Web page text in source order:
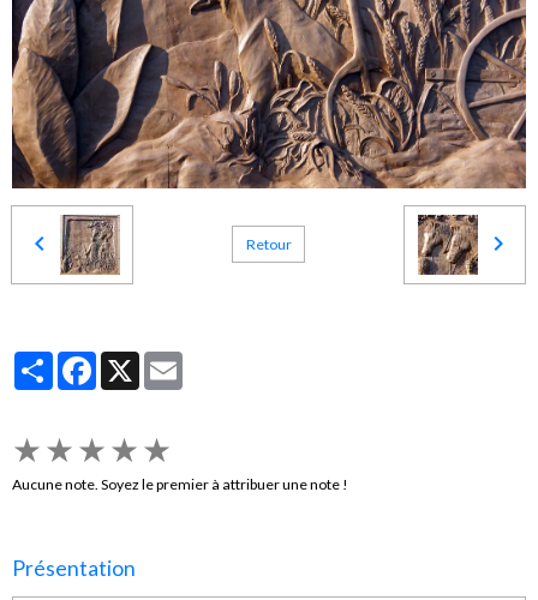
Retour
PartagerFacebook
X
★★★★★
Aucune note. Soyez le premier à attribuer une note !
Présentation